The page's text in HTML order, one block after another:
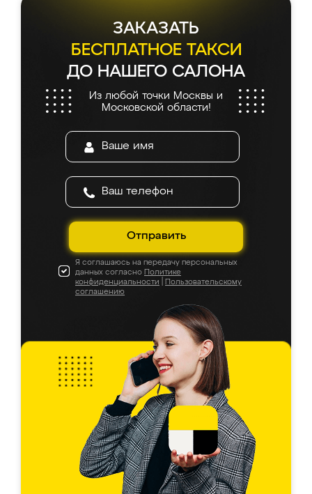
ЗАКАЗАТЬ
БЕСПЛАТНОЕ ТАКСИ
ДО НАШЕГО САЛОНА
Из любой точки Москвы и
Московской области!
Отправить
Я соглашаюсь на передачу персональных
данных согласно Политике
конфиденциальности
Пользовательскому
соглашению